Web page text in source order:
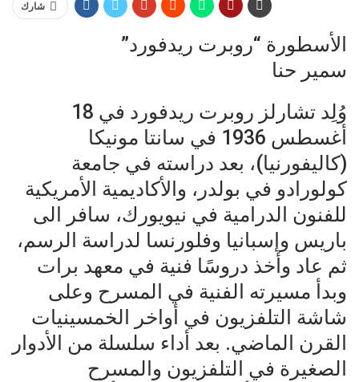
شارك
الأسطورة “روبرت ريدفورد”
سمير حنا
وُلِد تشارلز روبرت ريدفورد في 18
أغسطس 1936 في سانتا مونيكا
(كاليفورنيا)، بعد دراسته في جامعة
كولورادو في بولدر، والأكاديمية الأمريكية
للفنون الدرامية في نيويورك، سافر الى
باريس وإسبانيا وفلورنسا لدراسة الرسم،
ثم عاد وأخذ دروسًا فنية في معهد برات
وبدأ مسيرته الفنية في المسرح وعلى
شاشة التلفزيون في أواخر الخمسينيات
القرن الماضي. بعد أداء سلسلة من الأدوار
الصغيرة في التلفزيون والمسرح